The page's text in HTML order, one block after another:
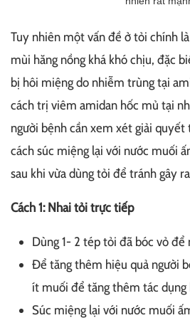
Tuy nhiên một vấn đề ở tỏi chính
mùi hăng nồng khá khó chịu, đặc
bị hôi miệng do nhiễm trùng tại
cách trị viêm amidan hốc mủ tại
người bệnh cần xem xét giải quyết
cách súc miệng lại với nước muối
sau khi vừa dùng tỏi để tránh gây
Cách 1: Nhai tỏi trực tiếp
Dùng 1- 2 tép tỏi đã bóc vỏ
Để tăng thêm hiệu quả người
ít muối để tăng thêm tác dụng
Súc miệng lại với nước muối